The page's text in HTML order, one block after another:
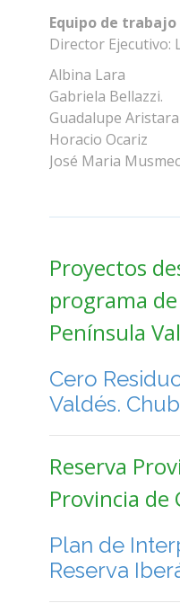
Equipo de trabajo
Director Ejecutivo:
Albina Lara
Gabriela Bellazzi.
Guadalupe
Horacio Ocariz
José Maria
Proyectos
programa de
Península
Cero
Valdés.
Reserva
Provincia de
Plan de
Reserva